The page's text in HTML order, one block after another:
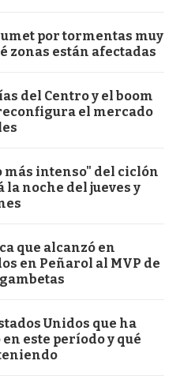
por tormentas muy
zonas están afectadas
del Centro y el boom
el mercado
más intenso" del ciclón
noche del jueves y
que alcanzó en
en Peñarol al MVP de
Unidos que ha
este período y qué